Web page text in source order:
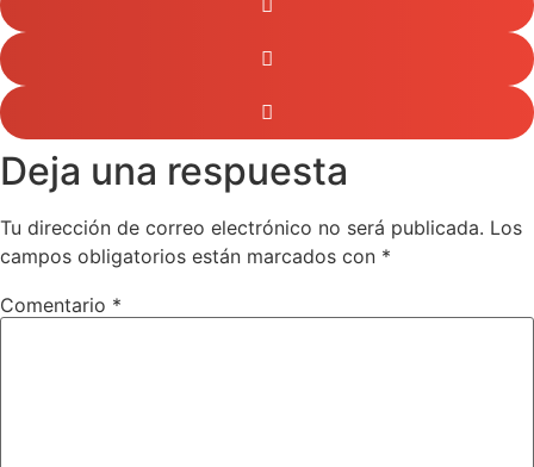
Deja una respuesta
Tu dirección de correo electrónico no será publicada. Los
campos obligatorios están marcados con *
Comentario *